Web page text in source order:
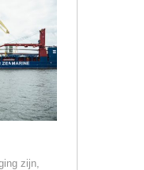
zijn,